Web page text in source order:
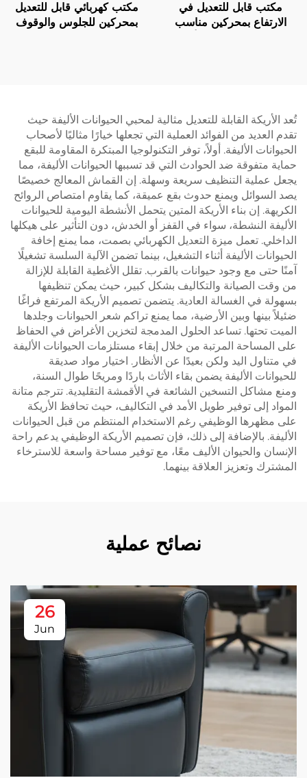
مكتب قابل للتعديل في
الارتفاع بمحركين مناسب
مكتب كهربائي قابل للتعديل
بمحركين للجلوس والوقوف
تُعد الأريكة القابلة للتعديل مثالية لمحبي الحيوانات الأليفة حيث
تقدم العديد من الفوائد العملية التي تجعلها خيارًا مثاليًا لأصحاب
الحيوانات الأليفة. أولاً، توفر التكنولوجيا المبتكرة المقاومة للبقع
حماية متفوقة ضد الحوادث التي قد تسببها الحيوانات الأليفة، مما
يجعل عملية التنظيف سريعة وسهلة. إن القماش المعالج خصيصًا
يصد السوائل ويمنع حدوث بقع عميقة، كما يقاوم امتصاص الروائح
الكريهة. إن بناء الأريكة المتين يتحمل الأنشطة اليومية للحيوانات
الأليفة النشطة، سواء في القفز أو الخدش، دون التأثير على هيكلها
الداخلي. تعمل ميزة التعديل الكهربائي بصمت، مما يمنع إخافة
الحيوانات الأليفة أثناء التشغيل، بينما تضمن الآلية السلسة تشغيلًا
آمنًا حتى مع وجود حيوانات بالقرب. تقلل الأغطية القابلة للإزالة
من وقت الصيانة والتكاليف بشكل كبير، حيث يمكن تنظيفها
بسهولة في الغسالة العادية. يتضمن تصميم الأريكة المرتفع فراغًا
ضئيلاً بينها وبين الأرضية، مما يمنع تراكم شعر الحيوانات وجلدها
الميت تحتها. تساعد الحلول المدمجة لتخزين الأغراض في الحفاظ
على المساحة المرتبة من خلال إبقاء مستلزمات الحيوانات الأليفة
في متناول اليد ولكن بعيدًا عن الأنظار. اختيار مواد صديقة
للحيوانات الأليفة يضمن بقاء الأثاث باردًا ومريحًا طوال السنة،
ومنع مشاكل التسخين الشائعة في الأقمشة التقليدية. تترجم متانة
المواد إلى توفير طويل الأمد في التكاليف، حيث تحافظ الأريكة
على مظهرها الوظيفي رغم الاستخدام المنتظم من قبل الحيوانات
الأليفة. بالإضافة إلى ذلك، فإن تصميم الأريكة الوظيفي يدعم راحة
الإنسان والحيوان الأليف معًا، مع توفير مساحة واسعة للاسترخاء
المشترك وتعزيز العلاقة بينهما.
نصائح عملية
26
Jun